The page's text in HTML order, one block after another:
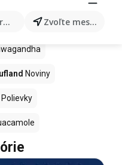
produkty... Zvoľte mesto
Noviny
Polievky